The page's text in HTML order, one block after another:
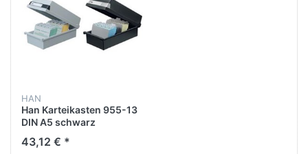
HAN
Han Karteikasten 955-13
DIN A5 schwarz
43,12 € *